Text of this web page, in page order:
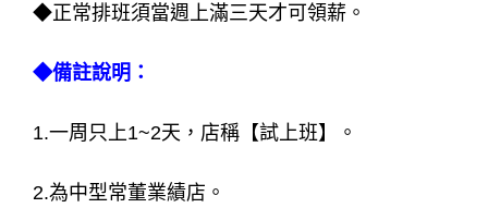
◆正常排班須當週上滿三天才可領薪。
◆備註說明：
1.一周只上1~2天，店稱【試上班】。
2.為中型常董業績店。